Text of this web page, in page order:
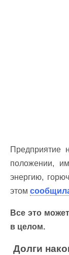
Предприятие
положении,
энергию,
этом
Все это
в целом.
Долги